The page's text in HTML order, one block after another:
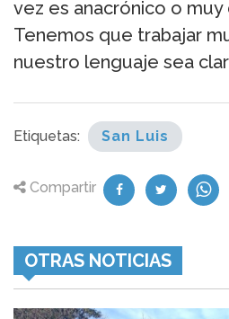
vez es anacrónico o
Tenemos que trabajar
nuestro lenguaje sea
Etiquetas: San Luis
Compartir
OTRAS NOTICIAS